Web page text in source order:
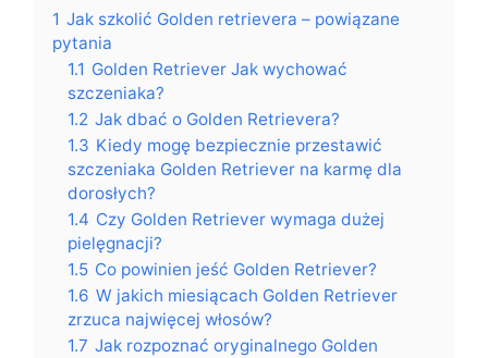
1 Jak szkolić Golden retrievera – powiązane
pytania
1.1 Golden Retriever Jak wychować
szczeniaka?
1.2 Jak dbać o Golden Retrievera?
1.3 Kiedy mogę bezpiecznie przestawić
szczeniaka Golden Retriever na karmę dla
dorosłych?
1.4 Czy Golden Retriever wymaga dużej
pielęgnacji?
1.5 Co powinien jeść Golden Retriever?
1.6 W jakich miesiącach Golden Retriever
zrzuca najwięcej włosów?
1.7 Jak rozpoznać oryginalnego Golden